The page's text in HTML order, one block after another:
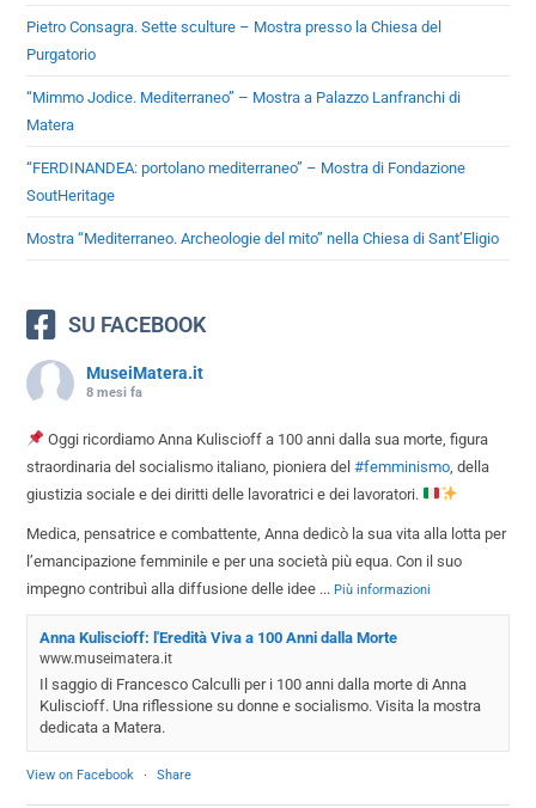
Pietro Consagra. Sette sculture – Mostra presso la Chiesa del
Purgatorio
“Mimmo Jodice. Mediterraneo” – Mostra a Palazzo Lanfranchi di
Matera
“FERDINANDEA: portolano mediterraneo” – Mostra di Fondazione
SoutHeritage
Mostra “Mediterraneo. Archeologie del mito” nella Chiesa di Sant’Eligio
SU FACEBOOK
MuseiMatera.it
8 mesi fa
Oggi ricordiamo Anna Kuliscioff a 100 anni dalla sua morte, figura
straordinaria del socialismo italiano, pioniera del#femminismo , della
giustizia sociale e dei diritti delle lavoratrici e dei lavoratori.
Medica, pensatrice e combattente, Anna dedicò la sua vita alla lotta per
l’emancipazione femminile e per una società più equa. Con il suo
impegno contribuì alla diffusione delle idee ... Più informazioni
Anna Kuliscioff: l'Eredità Viva a 100 Anni dalla Morte
www.museimatera.it
Il saggio di Francesco Calculli per i 100 anni dalla morte di Anna
Kuliscioff. Una riflessione su donne e socialismo. Visita la mostra
dedicata a Matera.
View on Facebook · Share